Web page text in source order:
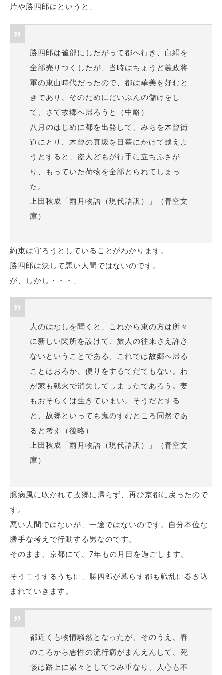
片や勝四郎はというと、
勝四郎は雀部にしたがって都へ行き、白絹を
全部売りつくしたが、当時はちょうど義政将
軍の東山時代だったので、都は華美を好むと
きであり、そのためにだいぶんの儲けをし
て、さて故郷へ帰ろうと（中略）
八月のはじめに都を出発して、みちを木曾街
道にとり、木曾の真坂 を日暮にかけて越えよ
うとすると、盗人どもが行手に立ちふさが
り、もっていた荷物を全部とられてしまっ
た。
上田秋成「雨月物語（現代語訳）」（青空文
庫）
約束は守ろうとしていることがわかります。
勝四郎は決して悪い人間ではないのです。
が、しかし・・・、
人のはなしを聞くと、これから東の方は所々
に新しい関所を設けて、旅人の往来さえ許さ
ないということである。これでは故郷へ帰る
ことはおろか、便りをするてだてもない。わ
が家も戦火で消失してしまったであろう。妻
もおそらくは生きていまい。そうだとする
と、故郷といっても鬼のすむところ同然であ
ると考え（後略）
上田秋成「雨月物語（現代語訳）」（青空文
庫）
臆病風に吹かれて故郷に帰らず、再び京都に戻ったので
す。
悪い人間ではないが、一途ではないのです。自分本位な
勝手な考えで行動する男なのです。
そのまま、京都にて、7年もの月日を過ごします。
そうこうするうちに、勝四郎が暮らす都も戦乱に巻き込
まれていきます。
都近くも物情騒然となったが、そのうえ、春
のころから悪性の流行病がまんえんして、死
骸は路上に 累々 としてつみ重なり、人心も不